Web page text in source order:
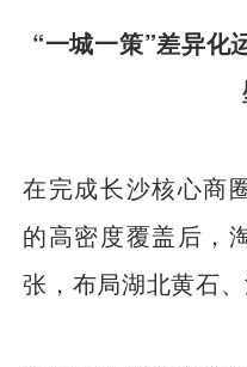
“一城一策”差异化
在完成长沙核心商
的高密度覆盖后，
张，布局湖北黄石、